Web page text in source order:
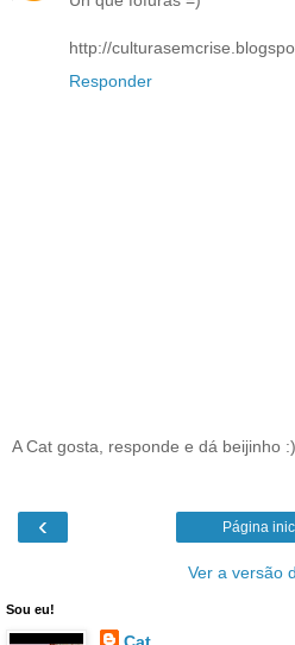
http://
Responder
A Cat gosta, responde e dá beijinho :)
‹ Página
Ver a versão
Sou eu!